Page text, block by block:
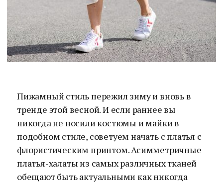
Пижамный стиль пережил зиму и вновь в
тренде этой весной. И если раннее вы
никогда не носили костюмы и майки в
подобном стиле, советуем начать с платья с
флористическим принтом. Асимметричные
платья-халаты из самых различных тканей
обещают быть актуальными как никогда